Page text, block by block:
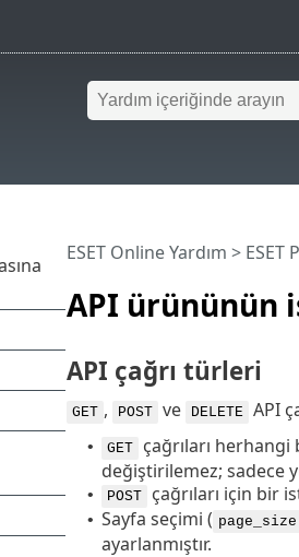
API ürününün
ESET Online Yardım > ESET
API çağrı türleri
GET , POST ve DELETE API
• GET
çağrıları
değiştirilemez; sadece
• POST çağrıları için bir
• Sayfa seçimi ( page_size
ayarlanmıştır.